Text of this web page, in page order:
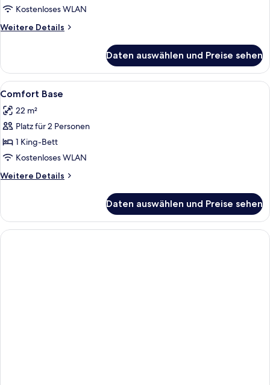
Kostenloses WLAN
Weitere Details
Weitere
Zimmer
Daten auswählen und Preise sehen
Alle
Fotos
für
Comfort
Base
anzeigen
Hochwertige Bettwaren, Pillowtop-
3
Comfort Base
22 m²
Platz für 2 Personen
1 King-Bett
Kostenloses WLAN
Weitere Details
Weitere
Base
Daten auswählen und Preise sehen